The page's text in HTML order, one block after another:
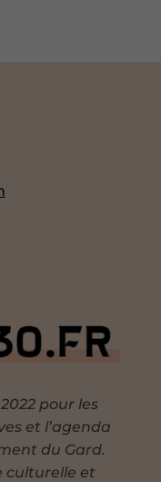
pour les
et l’agenda
du Gard.
culturelle et